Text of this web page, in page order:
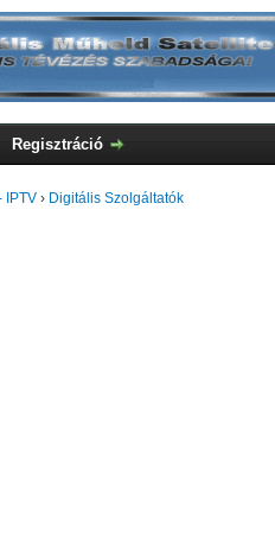
Regisztráció
IPTV › Digitális Szolgáltatók